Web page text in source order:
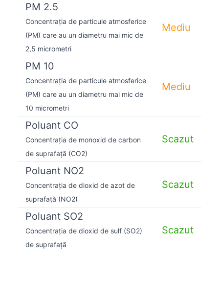
PM 2.5
Concentrația de particule atmosferice
(PM) care au un diametru mai mic de
2,5 micrometri
Mediu
PM 10
Concentrația de particule atmosferice
(PM) care au un diametru mai mic de
10 micrometri
Mediu
Poluant CO
Concentrația de monoxid de carbon
de suprafață (CO2)
Scazut
Poluant NO2
Concentrația de dioxid de azot de
suprafață (NO2)
Scazut
Poluant SO2
Concentrația de dioxid de sulf (SO2)
de suprafață
Scazut